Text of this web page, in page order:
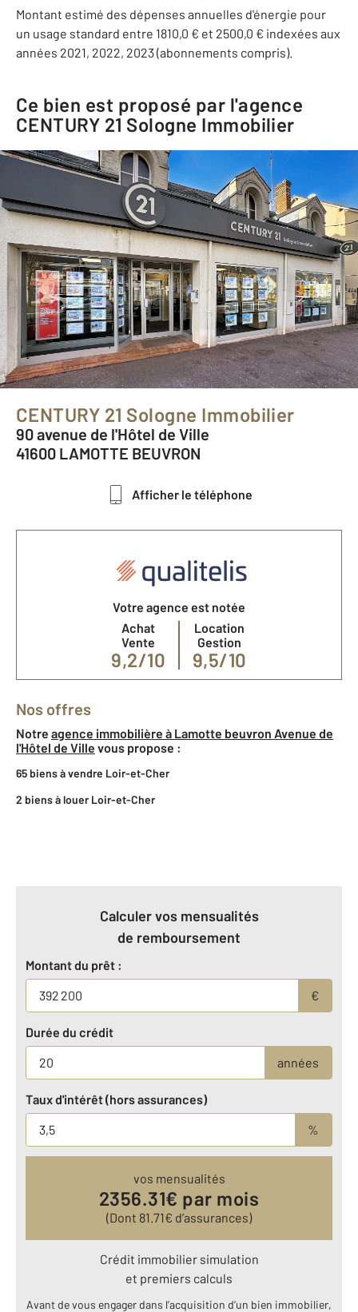
Montant estimé des dépenses annuelles d'énergie pour
un usage standard entre 1810,0 € et 2500,0 € indexées aux
années 2021, 2022, 2023 (abonnements compris).
Ce bien est proposé par l'agence
CENTURY 21 Sologne Immobilier
CENTURY 21 Sologne Immobilier
90 avenue de l'Hôtel de Ville
41600 LAMOTTE BEUVRON
Afficher le téléphone
Votre agence est notée
Achat
Vente
9,2/10
Location
Gestion
9,5/10
Nos offres
Notre agence immobilière à Lamotte beuvron Avenue de
l'Hôtel de Ville vous propose :
65 biens à vendre Loir-et-Cher
2 biens à louer Loir-et-Cher
Calculer vos mensualités
de remboursement
Montant du prêt :
€
Durée du crédit
années
Taux d'intérêt (hors assurances)
%
vos mensualités
2356.31€ par mois
(Dont 81.71€ d’assurances)
Crédit immobilier simulation
et premiers calculs
Avant de vous engager dans l’acquisition d’un bien immobilier,